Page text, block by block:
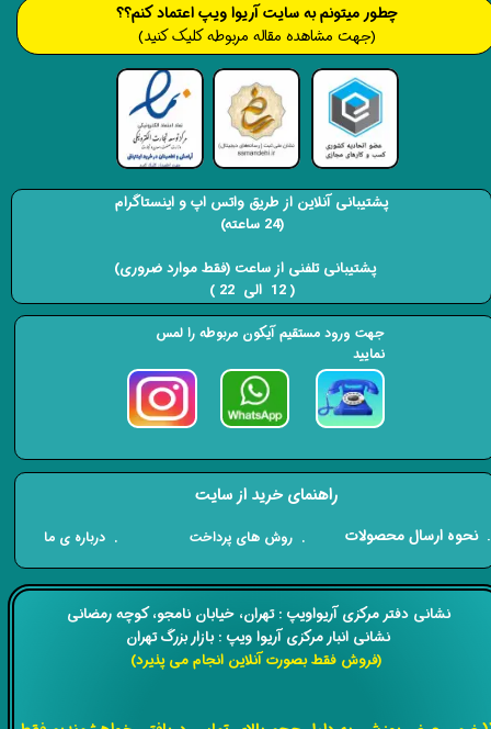
​​نشانی دفتر مرکزی آریواویپ : تهران، خیابان نامجو،کوچه رمضانی
نشانی انبار مرکزی آریوا ویپ : بازار بزرگ تهران
(فروش فقط بصورت آنلاین انجام می پذیرد)
​​​چطور میتونم به سایت آریوا ویپ اعتماد کنم؟؟
(جهت مشاهده مقاله مربوطه کلیک کنید)
راهنمای خرید از سایت
​. نحوه ارسال محصولات . روش های پرداخت . درباره ی ما
پشتیبانی آنلاین از طریق واتس اپ و اینستاگرام
(24 ساعته)
​​​​​​​ پشتیبانی تلفنی از ساعت (فقط موارد ضروری)
( 12 الی 22 ) ​​​​​​​
جهت ورود مستقیم آیکون مربوطه را لمس
نمایید